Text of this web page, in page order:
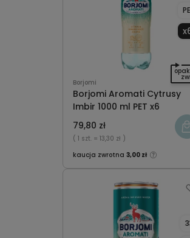
Borjomi
Borjomi Aromati Cytrusy
Imbir 1000 ml PET x6
79,80 zł
( 1 szt. = 13,30 zł )
kaucja zwrotna 3,00 zł